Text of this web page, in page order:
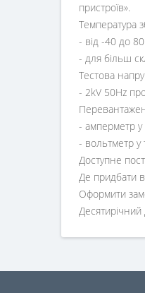
пристроїв».
Температура
- від -40 до
- для більш
Тестова
- 2kV 50Hz
- амперметр у
- вольтметр у
Доступне
Де придбати
Оформити
Десятирічний